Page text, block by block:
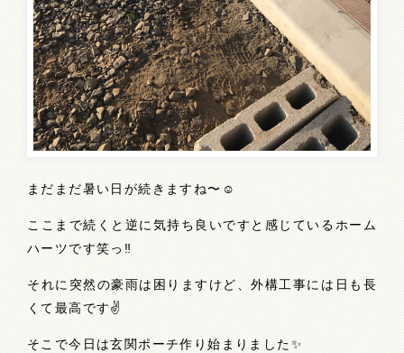
まだまだ暑い日が続きますね〜☺️
ここまで続くと逆に気持ち良いですと感じているホーム
ハーツです笑っ‼️
それに突然の豪雨は困りますけど、外構工事には日も長
くて最高です✌️
そこで今日は玄関ポーチ作り始まりました✨